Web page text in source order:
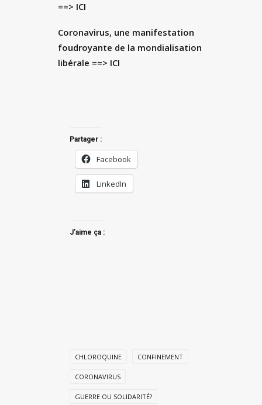
==> ICI
Coronavirus, une manifestation
foudroyante de la mondialisation
libérale ==> ICI
Partager :
Facebook
LinkedIn
J’aime ça :
CHLOROQUINE CONFINEMENT
CORONAVIRUS
GUERRE OU SOLIDARITÉ?